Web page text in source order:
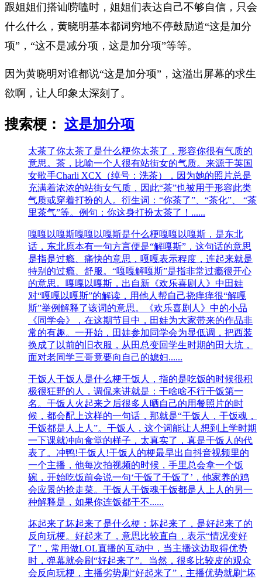
跟姐姐们搭讪唠嗑时，姐姐们表达自己不够自信，只会
什么什么，黄晓明基本都词穷地不停鼓励道“这是加分
项”，“这不是减分项，这是加分项”等等。
因为黄晓明对谁都说“这是加分项”，这溢出屏幕的求生
欲啊，让人印象太深刻了。
搜索梗： 这是加分项
太茶了你太茶了是什么梗你太茶了，形容你很有气质的
意思。茶，比喻一个人很有站街女的气质。来源于英国
女歌手Charli XCX（绰号：洗茶），因为她的照片总是
充满着浓浓的站街女气质，因此“茶”也被用于形容此类
气质或穿着打扮的人。衍生词：“你茶了”、“茶化”、 “茶
里茶气”等。例句：你这身打扮太茶了！......
嘎嘎以嘎斯嘎嘎以嘎斯是什么梗嘎嘎以嘎斯，是东北
话，东北原本有一句方言便是“解嘎斯”，这句话的意思
是指是过瘾、痛快的意思，嘎嘎表示程度，连起来就是
特别的过瘾、舒服。“嘎嘎解嘎斯”是指非常过瘾很开心
的意思。嘎嘎以嘎斯，出自新《欢乐喜剧人》中田娃
对“嘎嘎以嘎斯”的解读，用他人帮自己挠痒痒很“解嘎
斯”举例解释了该词的意思。《欢乐喜剧人》中的小品
《同学会》，在这期节目中，田娃为大家带来的作品非
常的有趣。一开始，田娃参加同学会为显低调，把西装
换成了以前的旧衣服，从田总变回学生时期的田大坑，
面对老同学三哥竟要向自己的媳妇......
干饭人 干饭人是什么梗干饭人，指的是吃饭的时候很积
极很狂野的人，调侃来讲就是：干啥啥不行干饭第一
名。干饭人火起来之后很多人晒自己的用餐照片的时
候，都会配上这样的一句话，那就是“干饭人，干饭魂，
干饭都是人上人”。干饭人，这个词能让人想到上学时期
一下课就冲向食堂的样子，太真实了，真是干饭人的代
表了。冲鸭!干饭人!干饭人的梗最早出自抖音视频里的
一个主播，他每次拍视频的时候，手里总会拿一个饭
碗，开始吃饭前会说一句‘干饭了干饭了’，他家养的鸡
会应景的抢走菜。干饭人干饭魂干饭都是人上人的另一
种解释是，如果你连饭都干不......
坏起来了坏起来了是什么梗：坏起来了，是好起来了的
反向玩梗。好起来了，意思比较直白，表示“情况变好
了”，常用做LOL直播的互动中，当主播这边取得优势
时，弹幕就会刷“好起来了”。当然，很多比较皮的观众
会反向玩梗，主播劣势刷“好起来了”，主播优势就刷“坏